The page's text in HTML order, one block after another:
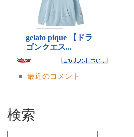
最近のコメント
検索